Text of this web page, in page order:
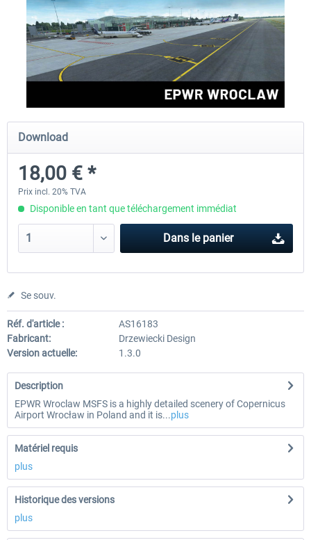
Aerosoft Airport Cologne/Bonn
18,10 € *
Aerosoft Mega Airport
Download
18,00 € *
Prix incl. 20% TVA
Disponible en tant que téléchargement immédiat
Dans le panier
Se souv.
Réf. d'article :
AS16183
Fabricant:
Drzewiecki Design
Version actuelle:
1.3.0
Description
EPWR Wroclaw MSFS is a highly detailed scenery of Copernicus
Airport Wrocław in Poland and it is...plus
Matériel requis
plus
Historique des versions
plus